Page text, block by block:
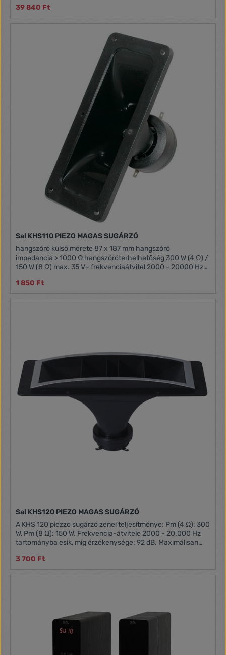
hangzást teremt az S-Force PRO Front Surround
technológia alkalmazásával. Zenelejátszás USB- vagy
39 840 Ft
Sal KHS110 PIEZO MAGAS SUGÁRZÓ
hangszóró külső mérete 87 x 187 mm hangszóró
impedancia > 1000 Ω hangszóróterhelhetőség 300 W (4 Ω) /
150 W (8 Ω) max. 35 V~ frekvenciaátvitel 2000 - 20000 Hz
1 850 Ft
Sal KHS120 PIEZO MAGAS SUGÁRZÓ
A KHS 120 piezzo sugárzó zenei teljesítménye: Pm (4 Ω): 300
W, Pm (8 Ω): 150 W. Frekvencia-átvitele 2000 - 20.000 Hz
tartományba esik, míg érzékenysége: 92 dB. Maximálisan
3 700 Ft